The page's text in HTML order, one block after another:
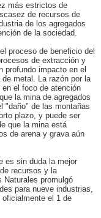
más estrictos de
de recursos de
de los agregados
de la sociedad.
proceso de beneficio del
de extracción y
profundo impacto en el
metal. La razón por la
el foco de atención
la mina de agregados
"daño" de las montañas
plazo, y puede ser
que la mina está
de arena y grava aún
es sin duda la mejor
recursos y la
Naturales promulgó
para nueve industrias,
el 1 de